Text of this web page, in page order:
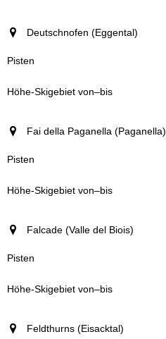
Deutschnofen (Eggental)
Fai della Paganella (Paganella)
Falcade (Valle del Biois)
Feldthurns (Eisacktal)